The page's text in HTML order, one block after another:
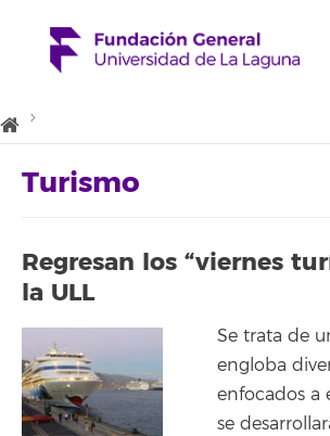
Turismo
Regresan los “viernes
la ULL
Se trata de
engloba
enfocados a
se